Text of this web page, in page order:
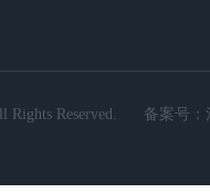
Reserved. 备案号：